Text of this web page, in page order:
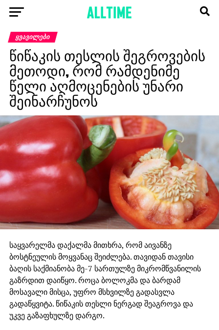
ᲧᲕᲐᲕᲘᲚᲔᲑᲘ
წიწაკის თესლის შეგროვების
მეთოდი, რომ რამდენიმე
წელი აღმოცენების უნარი
შეინარჩუნოს
საყვარელმა დაქალმა მითხრა, რომ აივანზე
ბოსტნეულის მოყვანაც შეიძლება. თავიდან თავისი
ბაღის საქმიანობა მე-7 სართულზე მიკრომწვანილის
გაზრდით დაიწყო. როცა ბოლოკმა და ბარდამ
მოსავალი მისცა, უფრო მსხვილზე გადასვლა
გადაწყვიტა. წიწაკის თესლი ნერგად შეაგროვა და
უკვე გაზაფხულზე დარგო.